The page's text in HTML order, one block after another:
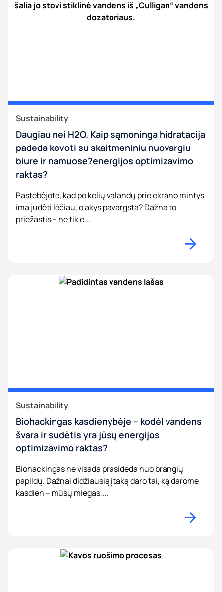
Sustainability
Daugiau nei H2O. Kaip sąmoninga hidratacija
padeda kovoti su skaitmeniniu nuovargiu
biure ir namuose?energijos optimizavimo
raktas?
Pastebėjote, kad po kelių valandų prie ekrano mintys
ima judėti lėčiau, o akys pavargsta? Dažna to
priežastis – ne tik e...
Sustainability
Biohackingas kasdienybėje – kodėl vandens
švara ir sudėtis yra jūsų energijos
optimizavimo raktas?
Biohackingas ne visada prasideda nuo brangių
papildų. Dažnai didžiausią įtaką daro tai, ką darome
kasdien – mūsų miegas,...